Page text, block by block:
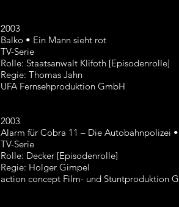
2003
Balko • Ein Mann sieht rot
TV-Serie
Rolle: Staatsanwalt Klifoth [Episodenrolle]
Regie: Thomas Jahn
UFA Fernsehproduktion GmbH
2003
Alarm für Cobra 11 – Die Autobahnpolizei
TV-Serie
Rolle: Decker [Episodenrolle]
Regie: Holger Gimpel
action concept Film- und Stuntproduktion